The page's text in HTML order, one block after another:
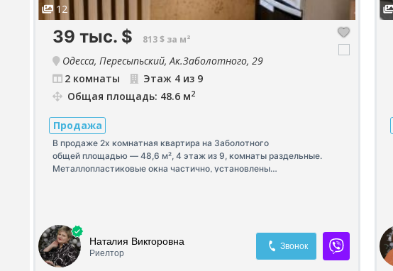
12
39 тыс. $ 813 $ за м²
Одесса, Пересыпьский, Ак.Заболотного, 29
2 комнаты
Этаж 4 из 9
Общая площадь: 48.6 м2
Продажа
В продаже 2х комнатная квартира на Заболотного
общей площадью — 48,6 м², 4 этаж из 9, комнаты раздельные.
Металлопластиковые окна частично, установлены
расположение дома: Крымский бульвар, Рынок "Северный", Школа,
Детский садНаталия Викторовна
Риелтор
Звонок